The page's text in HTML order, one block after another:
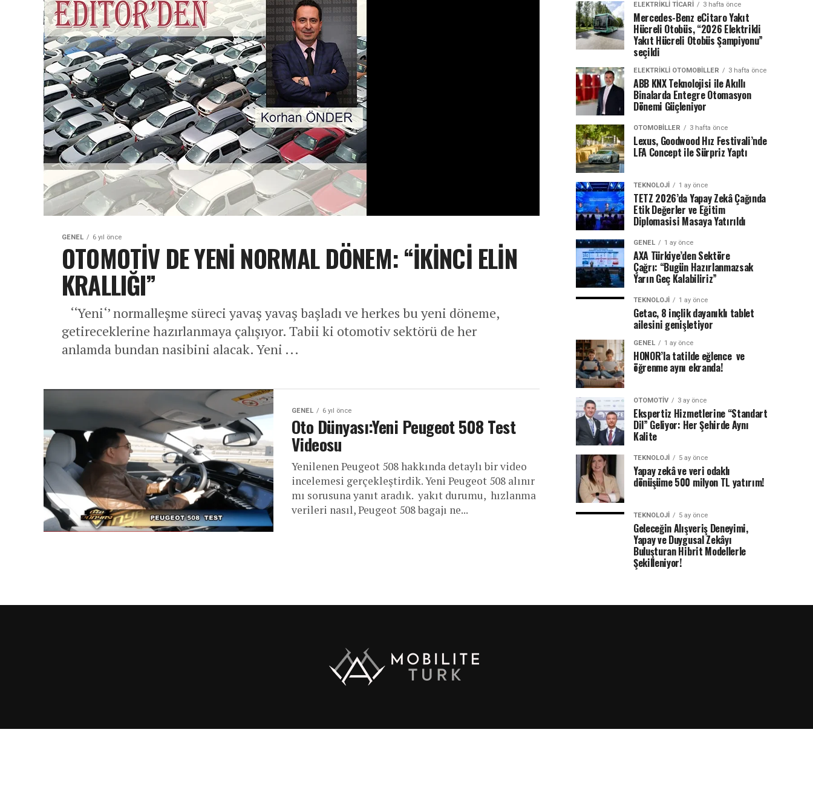
GENEL 6 yıl önce
OTOMOTİV DE YENİ NORMAL DÖNEM: ‘‘İKİNCİ ELİN
KRALLIĞI’’
‘‘Yeni‘’ normalleşme süreci yavaş yavaş başladı ve herkes bu yeni döneme,
getireceklerine hazırlanmaya çalışıyor. Tabii ki otomotiv sektörü de her
anlamda bundan nasibini alacak. Yeni ...
GENEL 6 yıl önce
Oto Dünyası:Yeni Peugeot 508 Test
Videosu
Yenilenen Peugeot 508 hakkında detaylı bir video
incelemesi gerçekleştirdik. Yeni Peugeot 508 alınır
mı sorusuna yanıt aradık. yakıt durumu, hızlanma
verileri nasıl, Peugeot 508 bagajı ne...
ELEKTRIKLI TICARI 3 hafta önce
Mercedes-Benz eCitaro Yakıt
Hücreli Otobüs, “2026 Elektrikli
Yakıt Hücreli Otobüs Şampiyonu”
seçildi
ELEKTRIKLI OTOMOBILLER 3 hafta önce
ABB KNX Teknolojisi ile Akıllı
Binalarda Entegre Otomasyon
Dönemi Güçleniyor
OTOMOBILLER 3 hafta önce
Lexus, Goodwood Hız Festivali’nde
LFA Concept ile Sürpriz Yaptı
TEKNOLOJI 1 ay önce
TETZ 2026’da Yapay Zekâ Çağında
Etik Değerler ve Eğitim
Diplomasisi Masaya Yatırıldı
GENEL 1 ay önce
AXA Türkiye’den Sektöre
Çağrı: “Bugün Hazırlanmazsak
Yarın Geç Kalabiliriz”
TEKNOLOJI 1 ay önce
Getac, 8 inçlik dayanıklı tablet
ailesini genişletiyor
GENEL 1 ay önce
HONOR’la tatilde eğlence ve
öğrenme aynı ekranda!
OTOMOTIV 3 ay önce
Ekspertiz Hizmetlerine “Standart
Dil” Geliyor: Her Şehirde Aynı
Kalite
TEKNOLOJI 5 ay önce
Yapay zekâ ve veri odaklı
dönüşüme 500 milyon TL yatırım!
TEKNOLOJI 5 ay önce
Geleceğin Alışveriş Deneyimi,
Yapay ve Duygusal Zekâyı
Buluşturan Hibrit Modellerle
Şekilleniyor!